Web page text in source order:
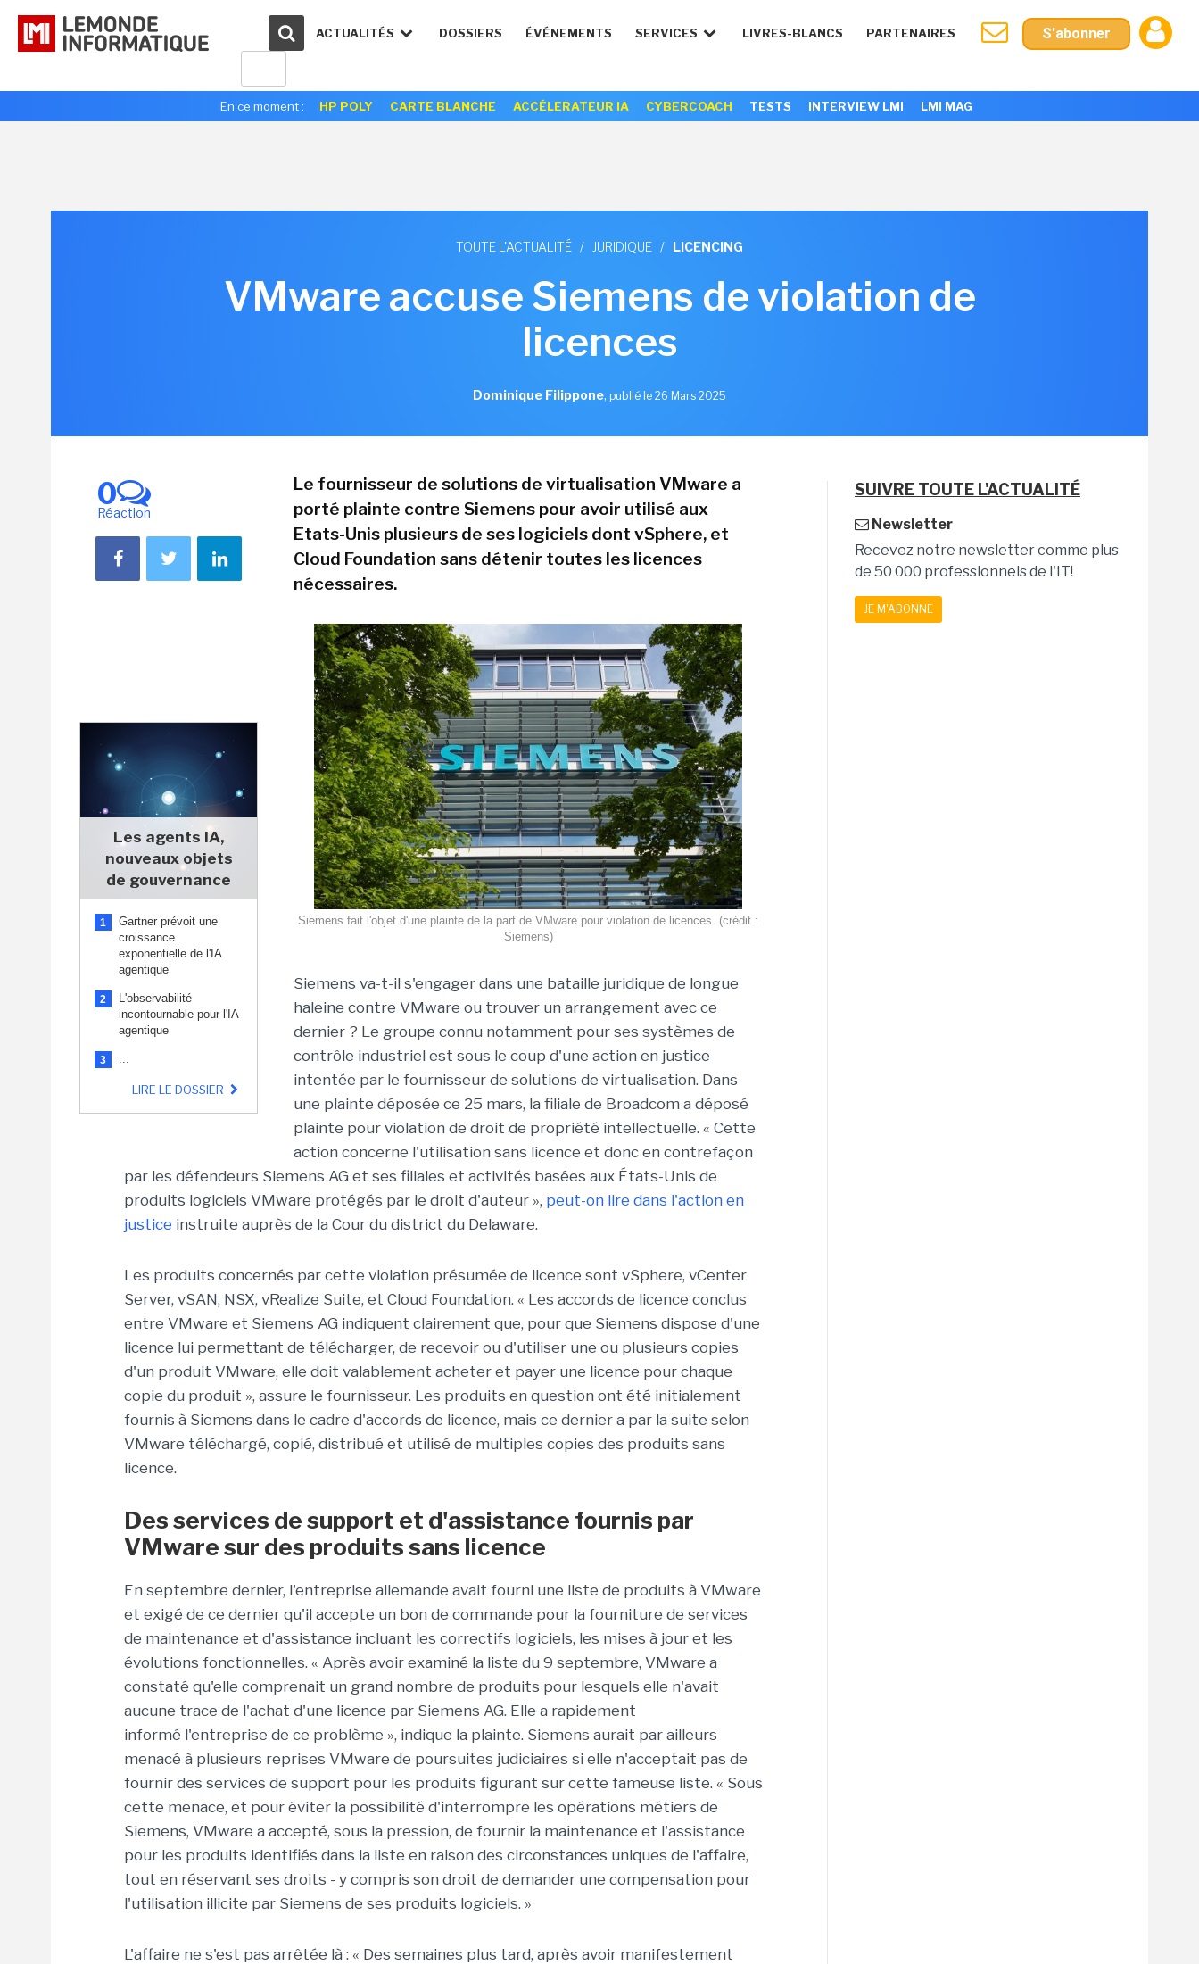
ACTUALITÉS DOSSIERS ÉVÉNEMENTS SERVICES LIVRES-BLANCS PARTENAIRES S'abonner
En ce moment : HP POLY CARTE BLANCHE ACCÉLERATEUR IA CYBERCOACH TESTS INTERVIEW LMI LMI MAG
TOUTE L'ACTUALITÉ / JURIDIQUE / LICENCING
VMware accuse Siemens de violation de
licences
Dominique Filippone, publié le 26 Mars 2025
0
Réaction
Les agents IA,
nouveaux objets
de gouvernance
1
Gartner prévoit une
croissance
exponentielle de l'IA
agentique
2
L'observabilité
incontournable pour l'IA
agentique
3 ...
LIRE LE DOSSIER
Le fournisseur de solutions de virtualisation VMware a
porté plainte contre Siemens pour avoir utilisé aux
Etats-Unis plusieurs de ses logiciels dont vSphere, et
Cloud Foundation sans détenir toutes les licences
nécessaires.
Siemens fait l'objet d'une plainte de la part de VMware pour violation de licences. (crédit :
Siemens)
Siemens va-t-il s'engager dans une bataille juridique de longue
haleine contre VMware ou trouver un arrangement avec ce
dernier ? Le groupe connu notamment pour ses systèmes de
contrôle industriel est sous le coup d'une action en justice
intentée par le fournisseur de solutions de virtualisation. Dans
une plainte déposée ce 25 mars, la filiale de Broadcom a déposé
plainte pour violation de droit de propriété intellectuelle. « Cette
action concerne l'utilisation sans licence et donc en contrefaçon
par les défendeurs Siemens AG et ses filiales et activités basées aux États-Unis de
produits logiciels VMware protégés par le droit d'auteur », peut-on lire dans l'action en
justice instruite auprès de la Cour du district du Delaware.
Les produits concernés par cette violation présumée de licence sont vSphere, vCenter
Server, vSAN, NSX, vRealize Suite, et Cloud Foundation. « Les accords de licence conclus
entre VMware et Siemens AG indiquent clairement que, pour que Siemens dispose d'une
licence lui permettant de télécharger, de recevoir ou d'utiliser une ou plusieurs copies
d'un produit VMware, elle doit valablement acheter et payer une licence pour chaque
copie du produit », assure le fournisseur. Les produits en question ont été initialement
fournis à Siemens dans le cadre d'accords de licence, mais ce dernier a par la suite selon
VMware téléchargé, copié, distribué et utilisé de multiples copies des produits sans
licence.
Des services de support et d'assistance fournis par
VMware sur des produits sans licence
En septembre dernier, l'entreprise allemande avait fourni une liste de produits à VMware
et exigé de ce dernier qu'il accepte un bon de commande pour la fourniture de services
de maintenance et d'assistance incluant les correctifs logiciels, les mises à jour et les
évolutions fonctionnelles. « Après avoir examiné la liste du 9 septembre, VMware a
constaté qu'elle comprenait un grand nombre de produits pour lesquels elle n'avait
aucune trace de l'achat d'une licence par Siemens AG. Elle a rapidement
informé l'entreprise de ce problème », indique la plainte. Siemens aurait par ailleurs
menacé à plusieurs reprises VMware de poursuites judiciaires si elle n'acceptait pas de
fournir des services de support pour les produits figurant sur cette fameuse liste. « Sous
cette menace, et pour éviter la possibilité d'interrompre les opérations métiers de
Siemens, VMware a accepté, sous la pression, de fournir la maintenance et l'assistance
pour les produits identifiés dans la liste en raison des circonstances uniques de l'affaire,
tout en réservant ses droits - y compris son droit de demander une compensation pour
l'utilisation illicite par Siemens de ses produits logiciels. »
L'affaire ne s'est pas arrêtée là : « Des semaines plus tard, après avoir manifestement
SUIVRE TOUTE L'ACTUALITÉ
Newsletter
Recevez notre newsletter comme plus
de 50 000 professionnels de l'IT!
JE M'ABONNE